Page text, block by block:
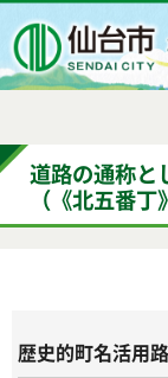
道路の通称と
（《北五番丁
歴史的町名活用